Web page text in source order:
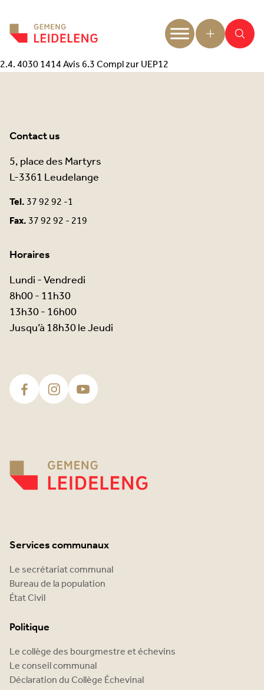
2.4. 4030 1414 Avis 6.3 Compl zur UEP12
Contact us
5, place des Martyrs
L-3361 Leudelange
Tel.37 92 92 -1
Fax.37 92 92 - 219
Horaires
Lundi - Vendredi
8h00 - 11h30
13h30 - 16h00
Jusqu’à 18h30 le Jeudi
Services communaux
Le secrétariat communal
Bureau de la population
État Civil
Politique
Le collège des bourgmestre et échevins
Le conseil communal
Déclaration du Collège Échevinal